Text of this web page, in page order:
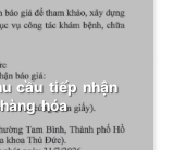
cầu tiếp nhận
hóa